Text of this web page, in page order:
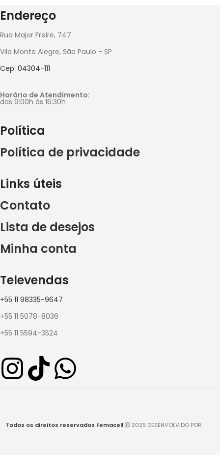
Endereço
Rua Major Freire, 747
Vila Monte Alegre, São Paulo - SP
Cep: 04304-111
Horário de Atendimento:
das 9:00h às 16:30h
Política
Política de privacidade
Links úteis
Contato
Lista de desejos
Minha conta
Televendas
+55 11 98335-9647
+55 11 5078-8036
+55 11 5594-3524
Todos os direitos reservados Femacell 2025 DESENVOLVIDO POR